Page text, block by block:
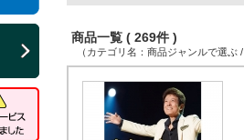
商品一覧 ( 269件 )
（カテゴリ名：商品ジャンルで選ぶ /